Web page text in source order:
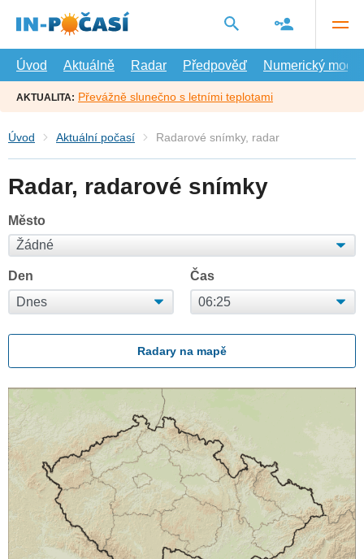
hlavní
Úvod
Aktuálně Radar Předpověď Numerický model
AKTUALITA: Převážně slunečno s letními teplotami
Úvod Aktuální počasí Radarové snímky, radar
Radar, radarové snímky
Město
Den Čas
Radary na mapě